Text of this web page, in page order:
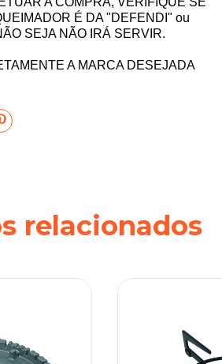
É DA "DEFENDI" ou
SEJA NÃO IRÁ SERVIR.
A MARCA DESEJADA
relacionados